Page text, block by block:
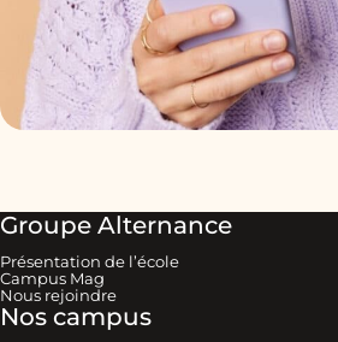
Groupe Alternance
Présentation de l’école
Campus Mag
Nous rejoindre
Nos campus